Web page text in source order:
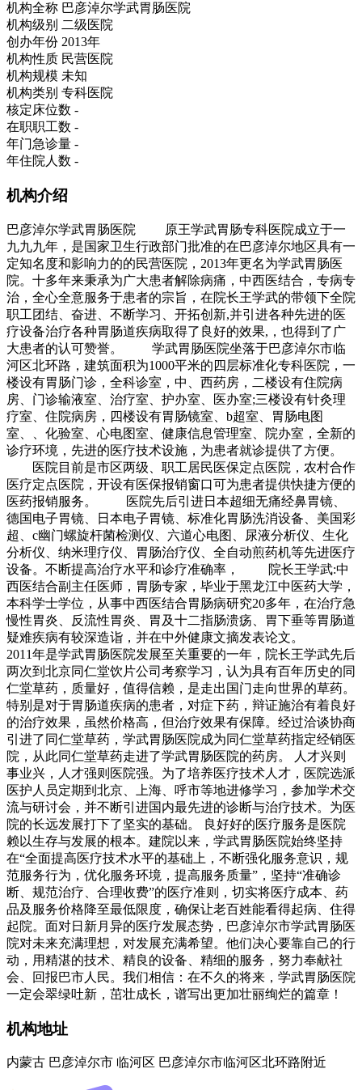
机构全称 巴彦淖尔学武胃肠医院
机构级别 二级医院
创办年份 2013年
机构性质 民营医院
机构规模 未知
机构类别 专科医院
核定床位数 -
在职职工数 -
年门急诊量 -
年住院人数 -
机构介绍
巴彦淖尔学武胃肠医院 原王学武胃肠专科医院成立于一
九九九年，是国家卫生行政部门批准的在巴彦淖尔地区具有一
定知名度和影响力的的民营医院，2013年更名为学武胃肠医
院。十多年来秉承为广大患者解除病痛，中西医结合，专病专
治，全心全意服务于患者的宗旨，在院长王学武的带领下全院
职工团结、奋进、不断学习、开拓创新,并引进各种先进的医
疗设备治疗各种胃肠道疾病取得了良好的效果,，也得到了广
大患者的认可赞誉。 学武胃肠医院坐落于巴彦淖尔市临
河区北环路，建筑面积为1000平米的四层标准化专科医院，一
楼设有胃肠门诊，全科诊室，中、西药房，二楼设有住院病
房、门诊输液室、治疗室、护办室、医办室;三楼设有针灸理
疗室、住院病房，四楼设有胃肠镜室、b超室、胃肠电图
室、、化验室、心电图室、健康信息管理室、院办室，全新的
诊疗环境，先进的医疗技术设施，为患者就诊提供了方便。
医院目前是市区两级、职工居民医保定点医院，农村合作
医疗定点医院，开设有医保报销窗口可为患者提供快捷方便的
医药报销服务。 医院先后引进日本超细无痛经鼻胃镜、
德国电子胃镜、日本电子胃镜、标准化胃肠洗消设备、美国彩
超、c幽门螺旋杆菌检测仪、六道心电图、尿液分析仪、生化
分析仪、纳米理疗仪、胃肠治疗仪、全自动煎药机等先进医疗
设备。不断提高治疗水平和诊疗准确率， 院长王学武:中
西医结合副主任医师，胃肠专家，毕业于黑龙江中医药大学，
本科学士学位，从事中西医结合胃肠病研究20多年，在治疗急
慢性胃炎、反流性胃炎、胃及十二指肠溃疡、胃下垂等胃肠道
疑难疾病有较深造诣，并在中外健康文摘发表论文。
2011年是学武胃肠医院发展至关重要的一年，院长王学武先后
两次到北京同仁堂饮片公司考察学习，认为具有百年历史的同
仁堂草药，质量好，值得信赖，是走出国门走向世界的草药。
特别是对于胃肠道疾病的患者，对症下药，辩证施治有着良好
的治疗效果，虽然价格高，但治疗效果有保障。经过洽谈协商
引进了同仁堂草药，学武胃肠医院成为同仁堂草药指定经销医
院，从此同仁堂草药走进了学武胃肠医院的药房。 人才兴则
事业兴，人才强则医院强。为了培养医疗技术人才，医院选派
医护人员定期到北京、上海、呼市等地进修学习，参加学术交
流与研讨会，并不断引进国内最先进的诊断与治疗技术。为医
院的长远发展打下了坚实的基础。 良好好的医疗服务是医院
赖以生存与发展的根本。建院以来，学武胃肠医院始终坚持
在“全面提高医疗技术水平的基础上，不断强化服务意识，规
范服务行为，优化服务环境，提高服务质量”，坚持“准确诊
断、规范治疗、合理收费”的医疗准则，切实将医疗成本、药
品及服务价格降至最低限度，确保让老百姓能看得起病、住得
起院。面对日新月异的医疗发展态势，巴彦淖尔市学武胃肠医
院对未来充满理想，对发展充满希望。他们决心要靠自己的行
动，用精湛的技术、精良的设备、精细的服务，努力奉献社
会、回报巴市人民。我们相信：在不久的将来，学武胃肠医院
一定会翠绿吐新，茁壮成长，谱写出更加壮丽绚烂的篇章！
机构地址
内蒙古 巴彦淖尔市 临河区 巴彦淖尔市临河区北环路附近